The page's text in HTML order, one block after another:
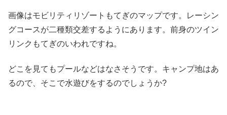
画像はモビリティリゾートもてぎのマップです。レーシン
グコースが二種類交差するようにあります。前身のツイン
リンクもてぎのいわれですね。
どこを見てもプールなどはなさそうです。キャンプ地はあ
るので、そこで水遊びをするのでしょうか?